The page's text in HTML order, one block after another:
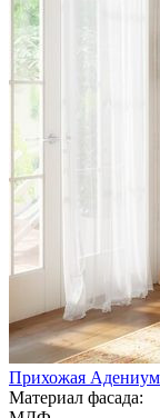
Прихожая Адениум
Материал фасада: